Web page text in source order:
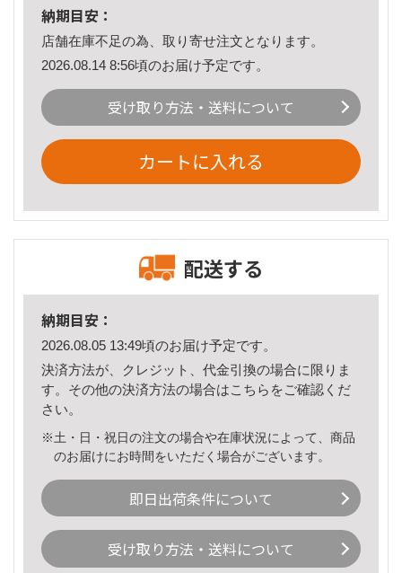
納期目安：
店舗在庫不足の為、取り寄せ注文となります。
2026.08.14 8:56頃のお届け予定です。
受け取り方法・送料について
カートに入れる
配送する
納期目安：
2026.08.05 13:49頃のお届け予定です。
決済方法が、クレジット、代金引換の場合に限りま
す。その他の決済方法の場合はこちら をご確認くだ
さい。
※土・日・祝日の注文の場合や在庫状況によって、商品
のお届けにお時間をいただく場合がございます。
即日出荷条件について
受け取り方法・送料について